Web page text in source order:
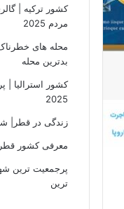
کشور ترکیه |
مردم 2025
بدترین محله
کشور استرالیا |
2025
زندگی در قطر|
معرفی کشور
پرجمعیت‌ ترین
ترین